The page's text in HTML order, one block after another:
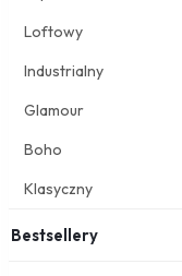
Loftowy
Industrialny
Glamour
Boho
Klasyczny
Bestsellery